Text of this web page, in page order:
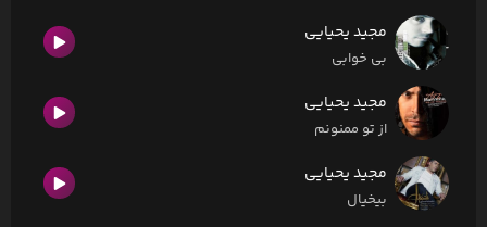
مجید یحیایی
بی خوابی
مجید یحیایی
از تو ممنونم
مجید یحیایی
بیخیال